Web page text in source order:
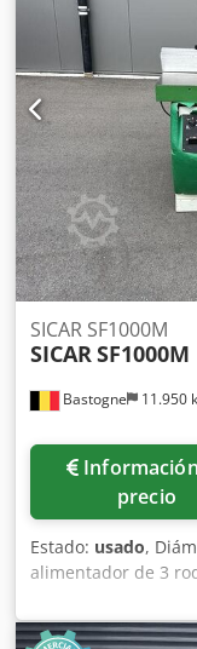
Bastogne 11.950
SICAR SF1000M
SICARSF1000M
Información de
precio
Estado: usado,
alimentador de 3